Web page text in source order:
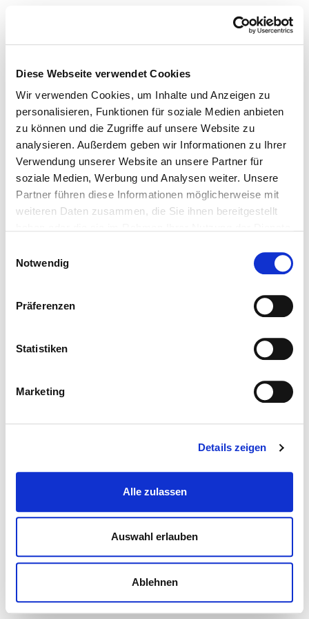
Diese Webseite verwendet Cookies
Wir verwenden Cookies, um Inhalte und Anzeigen zu
personalisieren, Funktionen für soziale Medien anbieten
zu können und die Zugriffe auf unsere Website zu
analysieren. Außerdem geben wir Informationen zu Ihrer
Verwendung unserer Website an unsere Partner für
soziale Medien, Werbung und Analysen weiter. Unsere
Partner führen diese Informationen möglicherweise mit
weiteren Daten zusammen, die Sie ihnen bereitgestellt
Notwendig
Präferenzen
Statistiken
Marketing
Details zeigen
Alle zulassen
Auswahl erlauben
Ablehnen